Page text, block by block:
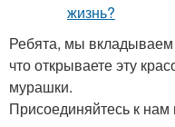
Ребята, мы вкладываем
что открываете эту
мурашки.
Присоединяйтесь к